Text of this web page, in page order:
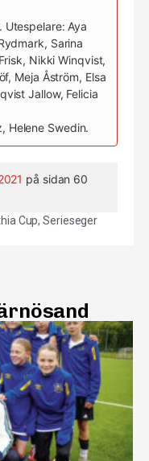
Utespelare: Aya
Sarina
Nikki Winqvist,
Meja Åström, Elsa
Jallow, Felicia
Helene Swedin.
på sidan 60
Cup,Serieseger